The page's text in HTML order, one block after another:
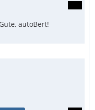
autoBert!